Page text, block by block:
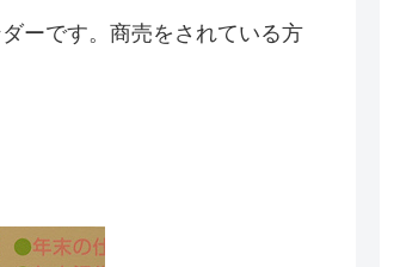
ーです。商売をされている方